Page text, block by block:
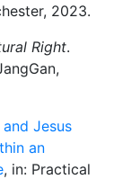
2023.
Right.
Jesus
an
, in: Practical